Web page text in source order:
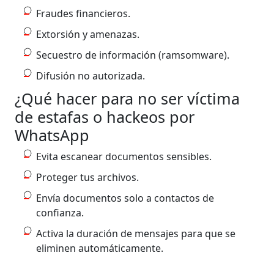
Fraudes financieros.
Extorsión y amenazas.
Secuestro de información (ramsomware).
Difusión no autorizada.
¿Qué hacer para no ser víctima
de estafas o hackeos por
WhatsApp
Evita escanear documentos sensibles.
Proteger tus archivos.
Envía documentos solo a contactos de
confianza.
Activa la duración de mensajes para que se
eliminen automáticamente.